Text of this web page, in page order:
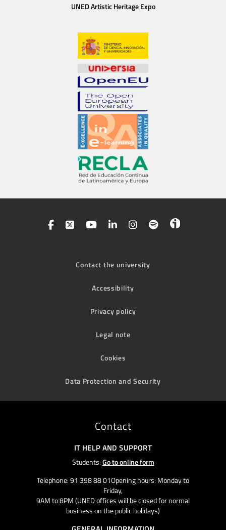
UNED Artistic Heritage Expo
Contact the university
Accessibility
Privacy policy
Legal note
Cookies
Data Protection and Security
Contact
IT HELP AND SUPPORT
Students:Go to online form
Telephone: 91 398 88 01Opening hours: Monday to
Friday,
9AM to 8PM (UNED offices will be closed for normal
business on the public holidays)